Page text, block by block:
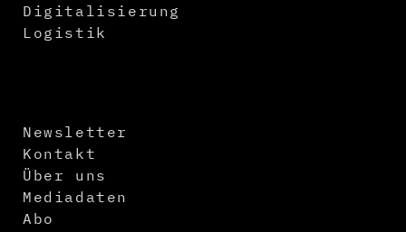
Digitalisierung
Logistik
Newsletter
Kontakt
Über uns
Mediadaten
Abo